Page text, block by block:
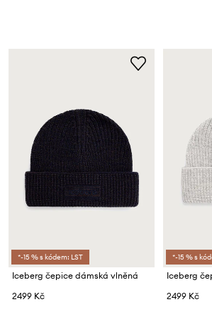
*-15 % s kódem: LST
Iceberg čepice dámská vlněná
2499 Kč
*-15 % s
Iceberg
2499 Kč